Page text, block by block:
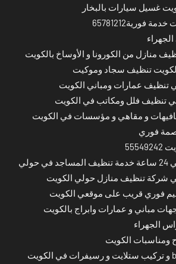
غسيل سيارات بالبخار
فورية65781212
منازل من الكورونا و الأوساخ بالكويت
تنظيف سجاد وموكيت
تنظيف عمارات ومباني الكويت
تنظيف فلل ومكاتب في الكويت
و مقاهي و مؤسسات في الكويت
فوري
شركة تنظيف منازل حولي الكويت
فوري قريب على موقعي الكويت
مباني و عمارات وابراج بالكويت
الجهراء
ومناسبات الكويت